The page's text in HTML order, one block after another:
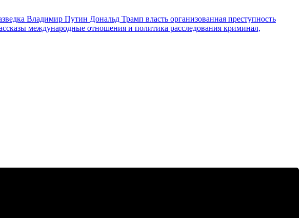
Владимир Путин Дональд Трамп власть организованная преступность
международные отношения и политика расследования криминал,